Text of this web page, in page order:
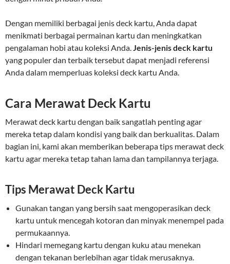
Dengan memiliki berbagai jenis deck kartu, Anda dapat
menikmati berbagai permainan kartu dan meningkatkan
pengalaman hobi atau koleksi Anda.Jenis-jenis deck kartu
yang populer dan terbaik tersebut dapat menjadi referensi
Anda dalam memperluas koleksi deck kartu Anda.
Cara Merawat Deck Kartu
Merawat deck kartu dengan baik sangatlah penting agar
mereka tetap dalam kondisi yang baik dan berkualitas. Dalam
bagian ini, kami akan memberikan beberapa tips merawat deck
kartu agar mereka tetap tahan lama dan tampilannya terjaga.
Tips Merawat Deck Kartu
Gunakan tangan yang bersih saat mengoperasikan deck
kartu untuk mencegah kotoran dan minyak menempel pada
permukaannya.
Hindari memegang kartu dengan kuku atau menekan
dengan tekanan berlebihan agar tidak merusaknya.